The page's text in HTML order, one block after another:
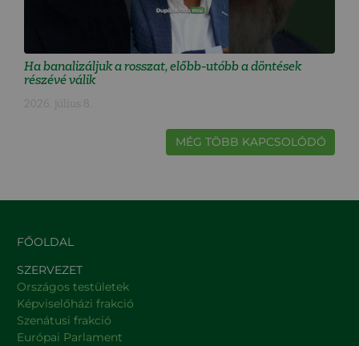
Ha banalizáljuk a rosszat, előbb-utóbb a döntések
részévé válik
2026. július 8.
MÉG TÖBB KAPCSOLÓDÓ
FŐOLDAL
SZERVEZET
Országos testületek
Képviselőházi frakció
Szenátusi frakció
Európai Parlament